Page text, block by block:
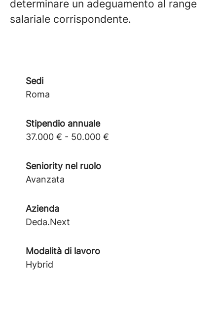
determinare un adeguamento al range
salariale corrispondente.
Sedi
Roma
Stipendio annuale
37.000 € - 50.000 €
Seniority nel ruolo
Avanzata
Azienda
Deda.Next
Modalità di lavoro
Hybrid